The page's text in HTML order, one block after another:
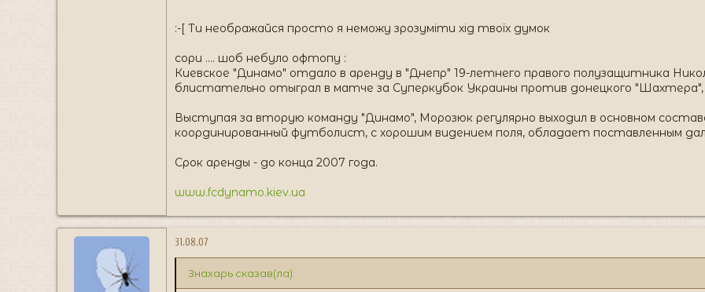
:-[ Ти неображайся просто я неможу зрозуміти хід твоїх думок
сори .... шоб небуло офтопу :
Киевское "Динамо" отдало в аренду в "Днепр" 19-летнего правого полузащитника
блистательно отыграл в матче за Суперкубок Украины против донецкого
Выступая за вторую команду "Динамо", Морозюк регулярно выходил в основном
координированный футболист, с хорошим видением поля, обладает поставленным
Срок аренды - до конца 2007 года.
www.fcdynamo.kiev.ua
31.08.07
Знахарь сказав(ла):